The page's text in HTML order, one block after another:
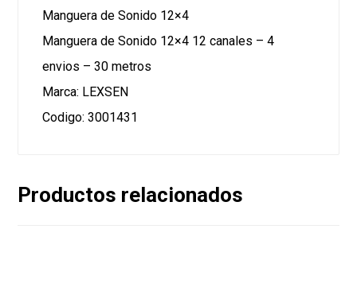
Manguera de Sonido 12×4
Manguera de Sonido 12×4 12 canales – 4
envios – 30 metros
Marca: LEXSEN
Codigo: 3001431
Productos relacionados